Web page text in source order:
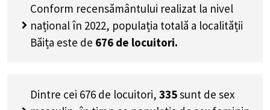
Conform recensământului realizat la nivel
național în 2022, populația totală a localității
Băița este de 676 de locuitori.
Dintre cei 676 de locuitori, 335sunt de sex